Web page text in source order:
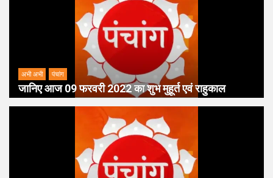
अभी अभी पंचांग
जानिए आज 09 फरवरी 2022 का शुभ मुहूर्त एवं राहुकाल